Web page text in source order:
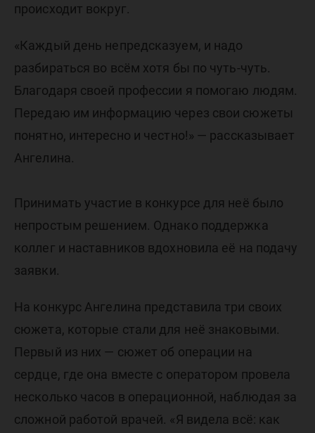
происходит вокруг.
«Каждый день непредсказуем, и надо
разбираться во всём хотя бы по чуть-чуть.
Благодаря своей профессии я помогаю людям.
Передаю им информацию через свои сюжеты
понятно, интересно и честно!» — рассказывает
Ангелина.
Принимать участие в конкурсе для неё было
непростым решением. Однако поддержка
коллег и наставников вдохновила её на подачу
заявки.
На конкурс Ангелина представила три своих
сюжета, которые стали для неё знаковыми.
Первый из них — сюжет об операции на
сердце, где она вместе с оператором провела
несколько часов в операционной, наблюдая за
сложной работой врачей. «Я видела всё: как